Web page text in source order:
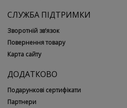
СЛУЖБА ПІДТРИМКИ
Зворотній зв’язок
Повернення товару
Карта сайту
ДОДАТКОВО
Подарункові сертифікати
Партнери